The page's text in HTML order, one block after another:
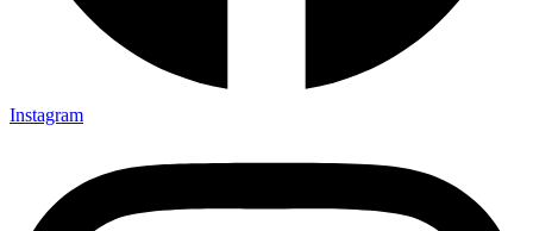
Instagram